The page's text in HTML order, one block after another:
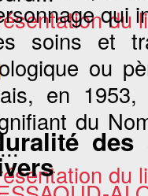
du
qui
soins et
ou
en
du
du
des